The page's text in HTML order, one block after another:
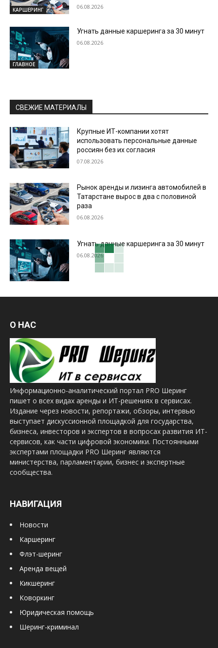
КАРШЕРИНГ 06.08.2026
ГЛАВНОЕ
Угнать данные каршеринга за 30 минут
06.08.2026
СВЕЖИЕ МАТЕРИАЛЫ
Крупные ИТ-компании хотят
использовать персональные данные
россиян без их согласия
07.08.2026
Рынок аренды и лизинга автомобилей в
Татарстане вырос в два с половиной
раза
06.08.2026
Угнать данные каршеринга за 30 минут
06.08.2026
О НАС
Информационно-аналитический портал PRO Шеринг
пишет о всех видах аренды и ИТ-решениях в сервисах.
Издание через новости, репортажи, обзоры, интервью
выступает дискуссионной площадкой для государства,
бизнеса, инвесторов и экспертов в вопросах развития ИТ-
сервисов, как части цифровой экономики. Постоянными
экспертами площадки PRO Шеринг являются
министерства, парламентарии, бизнес и экспертные
сообщества.
НАВИГАЦИЯ
Новости
Каршеринг
Флэт-шеринг
Аренда вещей
Кикшеринг
Коворкинг
Юридическая помощь
Шеринг-криминал